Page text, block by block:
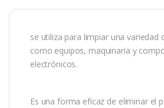
se utiliza para limpiar una variedad
como equipos, maquinaria y
electrónicos.
Es una forma eficaz de eliminar el